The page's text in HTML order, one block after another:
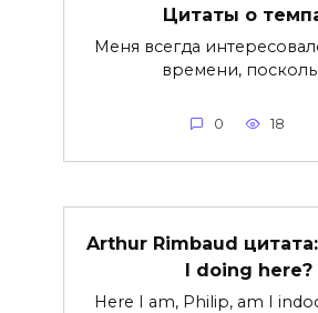
Цитаты о
Меня всегда
времени,
0 18
Arthur Rimbaud
I doing here?
Here I am, Philip, am I